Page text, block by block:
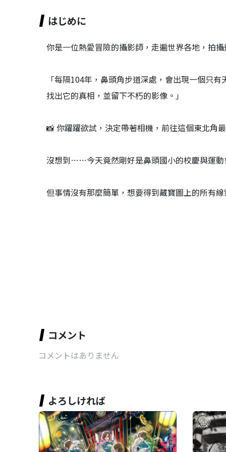
はじめに
你是一位熱愛冒險的攝影師，走遍世界各地，拍
「每隔104年，鼻頭角步道深處，會出現一個只
找出它的真相，並留下不朽的影像。」
📸 你躍躍欲試，決定帶著相機，前往這個東北
沒想到……今天竟然剛好是鼻頭國小的校慶與運
但事情沒有那麼簡單，想要得到藏寶圖上的所有
コメント
コメントはありません
よろしければ